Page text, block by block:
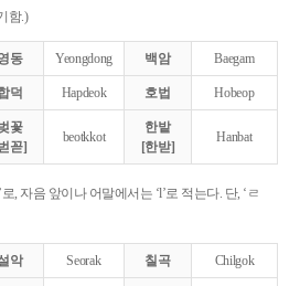
함.)
동 Yeongdong 백암 Baegam
덕 Hapdeok 호법 Hobeop
꽃
꼳]
beotkkot
한밭
[한받]
Hanbat
, 자음 앞이나 어말에서는 ‘l’로 적는다. 단, ‘ㄹ
악 Seorak 칠곡 Chilgok